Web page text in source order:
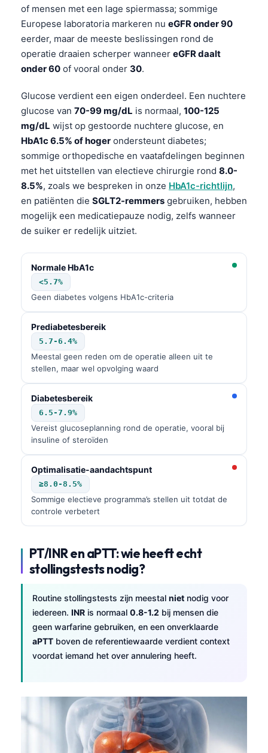
of mensen met een lage spiermassa; sommige
Europese laboratoria markeren nu eGFR onder 90
eerder, maar de meeste beslissingen rond de
operatie draaien scherper wanneer eGFR daalt
onder 60 of vooral onder 30.
Glucose verdient een eigen onderdeel. Een nuchtere
glucose van 70-99 mg/dL is normaal, 100-125
mg/dL wijst op gestoorde nuchtere glucose, en
HbA1c 6.5% of hoger ondersteunt diabetes;
sommige orthopedische en vaatafdelingen beginnen
met het uitstellen van electieve chirurgie rond 8.0-
8.5%, zoals we bespreken in onze HbA1c-richtlijn,
en patiënten die SGLT2-remmers gebruiken, hebben
mogelijk een medicatiepauze nodig, zelfs wanneer
de suiker er redelijk uitziet.
Normale HbA1c
<5.7%
Geen diabetes volgens HbA1c-criteria
Prediabetesbereik
5.7-6.4%
Meestal geen reden om de operatie alleen uit te
stellen, maar wel opvolging waard
Diabetesbereik
6.5-7.9%
Vereist glucoseplanning rond de operatie, vooral bij
insuline of steroïden
Optimalisatie-aandachtspunt
≥8.0-8.5%
Sommige electieve programma’s stellen uit totdat de
controle verbetert
PT/INR en aPTT: wie heeft echt
stollingstests nodig?
Routine stollingstests zijn meestal niet nodig voor
iedereen. INR is normaal 0.8-1.2 bij mensen die
geen warfarine gebruiken, en een onverklaarde
aPTT boven de referentiewaarde verdient context
voordat iemand het over annulering heeft.